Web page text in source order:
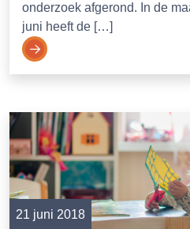
onderzoek afgerond. In de
juni heeft de […]
21 juni 2018